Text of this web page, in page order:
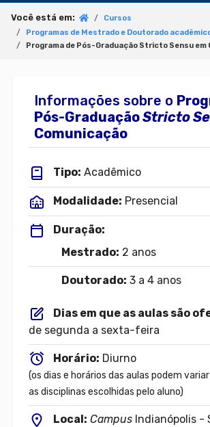
Você está em:
Cursos
Programas de Mestrado e Doutorado
Programa de Pós-Graduação Stricto Sensu em
Informações sobre o
Pós-GraduaçãoStricto
Comunicação
Tipo: Acadêmico
Modalidade: Presencial
Duração:
Mestrado: 2 anos
Doutorado: 3 a 4 anos
Dias em que as aulas são
de segunda a sexta-feira
Horário: Diurno
(os dias e horários das aulas podem
as disciplinas escolhidas pelo aluno)
Local: Campus Indianópolis -